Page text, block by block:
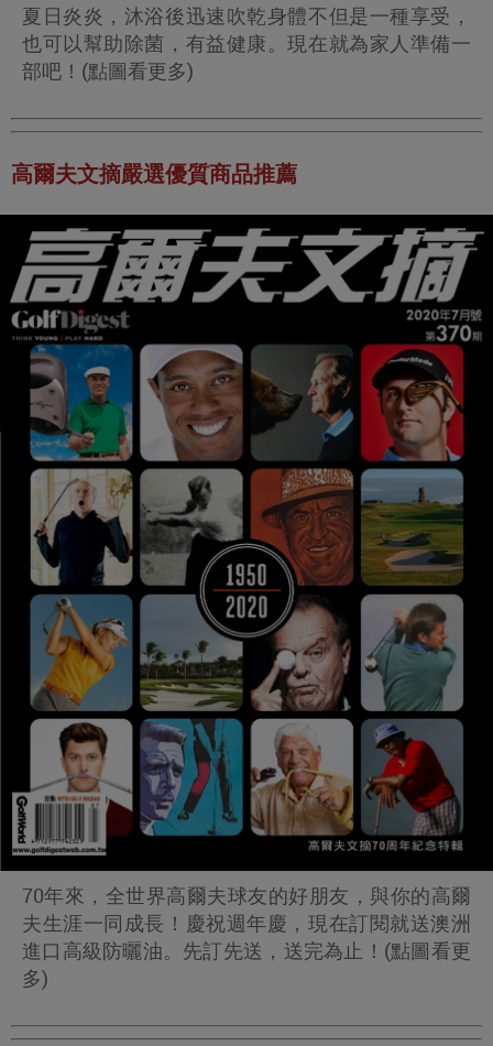
夏日炎炎，沐浴後迅速吹乾身體不但是一種享受，
也可以幫助除菌，有益健康。現在就為家人準備一
部吧！(點圖看更多)
高爾夫文摘嚴選優質商品推薦
70年來，全世界高爾夫球友的好朋友，與你的高爾
夫生涯一同成長！慶祝週年慶，現在訂閱就送澳洲
進口高級防曬油。先訂先送，送完為止！(點圖看更
多)